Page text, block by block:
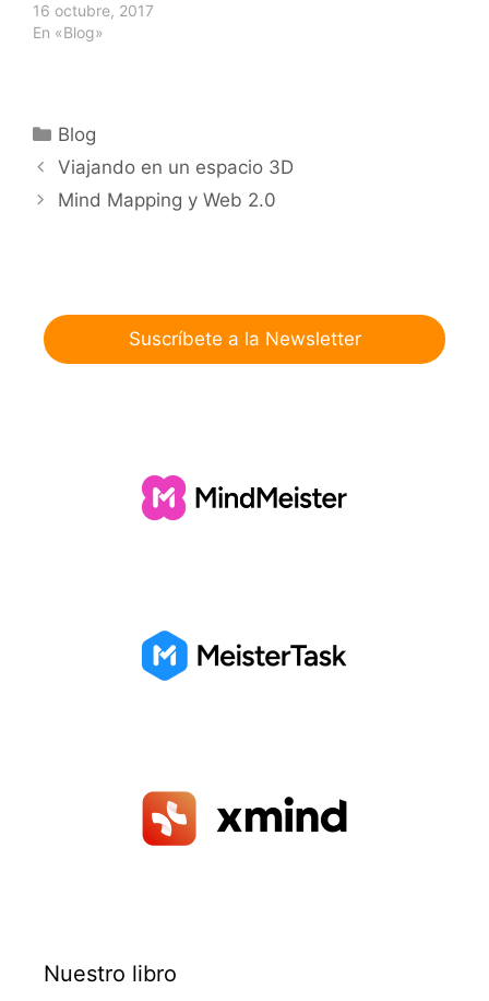
16 octubre, 2017
En «Blog»
Categorías
Blog
Viajando en un espacio 3D
Mind Mapping y Web 2.0
Suscríbete a la Newsletter
Nuestro libro